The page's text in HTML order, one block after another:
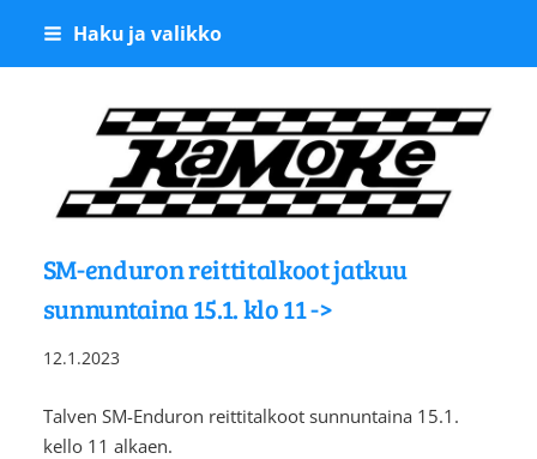
Siirry
Haku ja valikko
Kangasalan
SM-enduron reittitalkoot jatkuu
sunnuntaina 15.1. klo 11 ->
12.1.2023
Talven SM-Enduron reittitalkoot sunnuntaina 15.1.
kello 11 alkaen.